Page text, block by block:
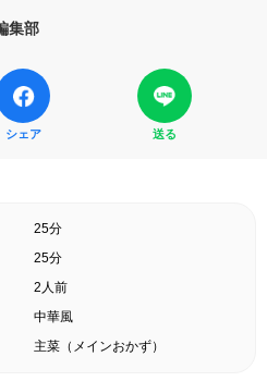
集部
シェア 送る
25分
25分
2人前
中華風
主菜（メインおかず）